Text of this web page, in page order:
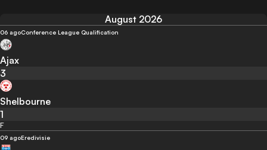
August 2026
06 agoConference League Qualification
Ajax
3
Shelbourne
1
F
09 agoEredivisie